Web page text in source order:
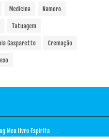
Medicina Namoro
Tatuagem
Gasparetto Cremação
Meu Livro Espírita